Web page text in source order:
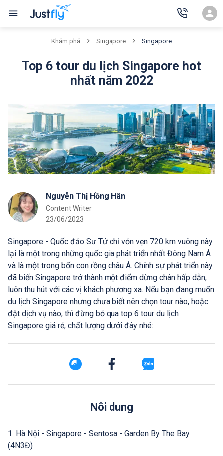
Khám phá Singapore Singapore
Top 6 tour du lịch Singapore hot
nhất năm 2022
Nguyễn Thị Hồng Hân
Content Writer
23/06/2023
Singapore - Quốc đảo Sư Tử chỉ vỏn vẹn 720 km vuông này
lại là một trong những quốc gia phát triển nhất Đông Nam Á
và là một trong bốn con rồng châu Á. Chính sự phát triển này
đã biến Singapore trở thành một điểm dừng chân hấp dẫn,
luôn thu hút với các vị khách phương xa. Nếu bạn đang muốn
du lịch Singapore nhưng chưa biết nên chọn tour nào, hoặc
đặt dịch vụ nào, thì đừng bỏ qua top 6 tour du lịch
Singapore giá rẻ, chất lượng dưới đây nhé:
Nôi dung
1. Hà Nội - Singapore - Sentosa - Garden By The Bay
(4N3Đ)